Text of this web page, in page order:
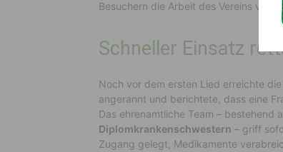
Besuchern die Arbeit des Vereins
Schneller Einsatz
Noch vor dem ersten Lied erreichte
angerannt und berichtete, dass eine
Das ehrenamtliche Team – bestehend
Diplomkrankenschwestern – griff
Zugang gelegt, Medikamente